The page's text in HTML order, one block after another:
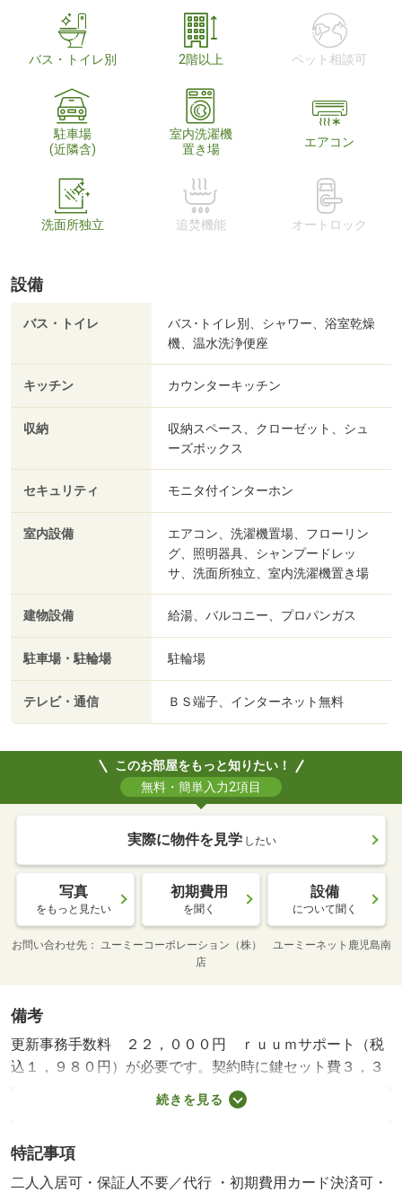
バス・トイレ別 2階以上 ペット相談可
駐車場
(近隣含)
室内洗濯機
置き場
エアコン
洗面所独立 追焚機能 オートロック
設備
バス・トイレ
バス･トイレ別、シャワー、浴室乾燥
機、温水洗浄便座
キッチン カウンターキッチン
収納
収納スペース、クローゼット、シュ
ーズボックス
セキュリティ モニタ付インターホン
室内設備
エアコン、洗濯機置場、フローリン
グ、照明器具、シャンプードレッ
サ、洗面所独立、室内洗濯機置き場
建物設備 給湯、バルコニー、プロパンガス
駐車場・駐輪場 駐輪場
テレビ・通信 ＢＳ端子、インターネット無料
このお部屋をもっと知りたい！
無料・簡単入力2項目
実際に物件を見学 したい
写真
をもっと見たい
初期費用
を聞く
設備
について聞く
お問い合わせ先
ユーミーコーポレーション（株） ユーミーネット鹿児島南
店
備考
更新事務手数料 ２２，０００円 ｒｕｕｍサポート（税
込１，９８０円）が必要です。契約時に鍵セット費３，３
００円（税込）が必要となります。貸主インボイス登録あ
り・賃貸保証等：加入要（ハウスリーブ株式会社：契約時
２％又は５．５％ ※ペット可は２．５万／２．５％）・
管理形態／管理員の勤務形態：不在・他交通手段：仁田尾
続きを見る
特記事項
二人入居可・保証人不要／代行 ・初期費用カード決済可・